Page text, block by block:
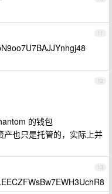
11
12
的钱包
也只是托管的，实际上并
13